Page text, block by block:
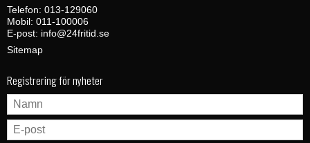
Telefon: 013-129060
Mobil: 011-100006
E-post: info@24fritid.se
Sitemap
Registrering för nyheter